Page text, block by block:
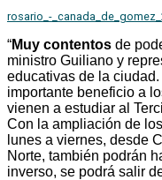
rosario_-
“Muy contentos de
ministro Guiliano y
educativas de la
importante beneficio a
vienen a estudiar al
Con la ampliación de
lunes a viernes, desde
Norte, también podrán
inverso, se podrá salir